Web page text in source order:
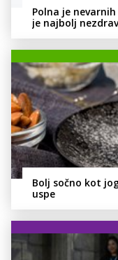
Polna je
je najbolj
Bolj sočno kot
uspe